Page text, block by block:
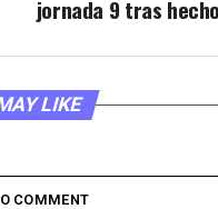
jornada 9 tras
LIKE
COMMENT